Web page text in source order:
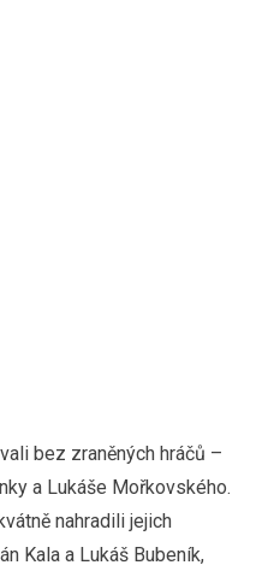
bez zraněných hráčů –
a Lukáše Mořkovského.
nahradili jejich
Kala a Lukáš Bubeník,